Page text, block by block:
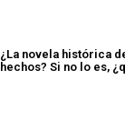
¿La novela histórica
hechos? Si no lo es,